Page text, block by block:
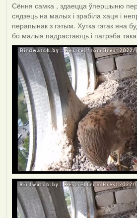
Сёння самка , здаецца ўпершыню
сядзець на малых і зрабіла хаця і
перапынак з гэтым. Хутка гэтак яна
бо малыя падрастаюць і патрэба